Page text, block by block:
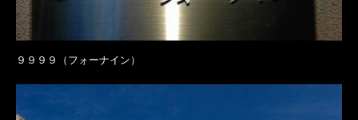
９９９９（フォーナイン）